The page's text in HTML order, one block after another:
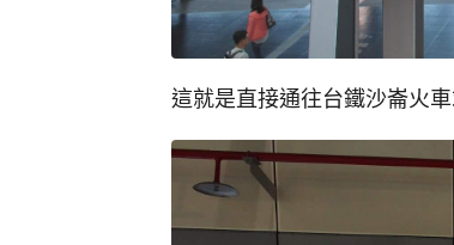
這就是直接通往台鐵沙崙火車